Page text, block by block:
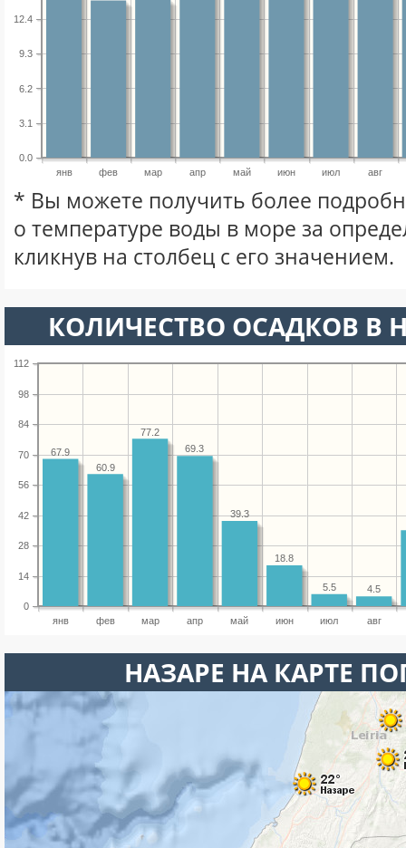
янв фев мар апр май июн июл авг
0.0
3.1
6.2
9.3
12.4
* Вы можете получить более
о температуре воды в море за
кликнув на столбец с его значением.
КОЛИЧЕСТВО ОСАДКОВ В
янв фев мар апр май июн июл авг
0
14
28
42
56
70
84
98
112
4.5
5.5
18.8
39.3
69.3
77.2
60.9
67.9
НАЗАРЕ НА КАРТЕ